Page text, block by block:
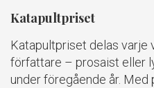
Katapultpriset
Katapultpriset delas varje
författare – prosaist eller
under föregående år.